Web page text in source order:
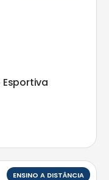
ENSINO A DISTÂNCIA